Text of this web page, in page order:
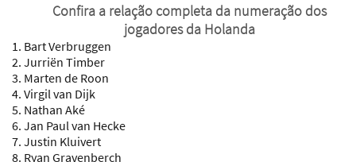
Confira a relação completa da numeração dos
jogadores da Holanda
1. Bart Verbruggen
2. Jurriën Timber
3. Marten de Roon
4. Virgil van Dijk
5. Nathan Aké
6. Jan Paul van Hecke
7. Justin Kluivert
8. Ryan Gravenberch